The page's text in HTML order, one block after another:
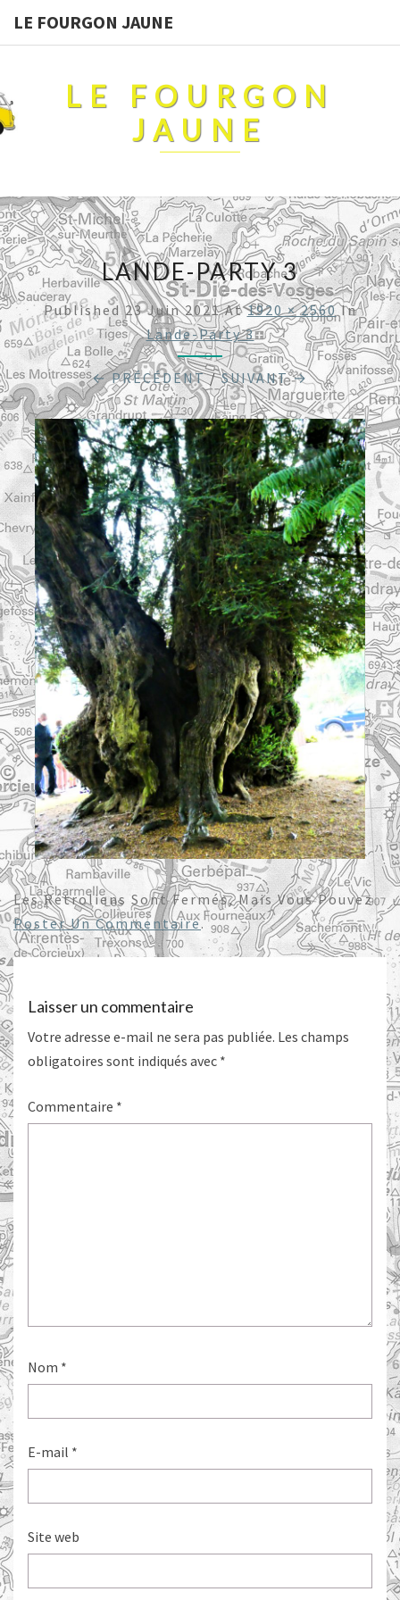
LE FOURGON JAUNE
LE FOURGON
JAUNE
LANDE-PARTY 3
Published23 Juin 2021At1920 × 2560In
Lande-Party 3
← PRÉCÉDENT/SUIVANT →
Les Rétroliens Sont Fermés, Mais Vous Pouvez
Poster Un Commentaire.
Laisser un commentaire
Votre adresse e-mail ne sera pas publiée. Les champs
obligatoires sont indiqués avec *
Commentaire *
Nom *
E-mail *
Site web